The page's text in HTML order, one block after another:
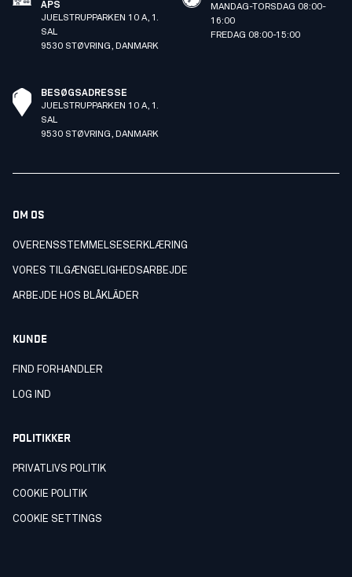
APS
JUELSTRUPPARKEN 10 A, 1.
SAL
9530 STØVRING, DANMARK
MANDAG-TORSDAG 08:00-
16:00
FREDAG 08:00-15:00
BESØGSADRESSE
JUELSTRUPPARKEN 10 A, 1.
SAL
9530 STØVRING, DANMARK
OM OS
OVERENSSTEMMELSESERKLÆRING
VORES TILGÆNGELIGHEDSARBEJDE
ARBEJDE HOS BLÅKLÄDER
KUNDE
FIND FORHANDLER
LOG IND
POLITIKKER
PRIVATLIVS POLITIK
COOKIE POLITIK
COOKIE SETTINGS